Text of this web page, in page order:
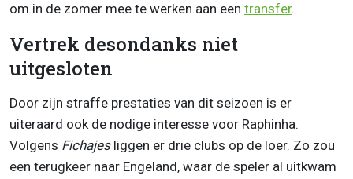
om in de zomer mee te werken aan een transfer.
Vertrek desondanks niet
uitgesloten
Door zijn straffe prestaties van dit seizoen is er
uiteraard ook de nodige interesse voor Raphinha.
Volgens Fichajesliggen er drie clubs op de loer. Zo zou
een terugkeer naar Engeland, waar de speler al uitkwam